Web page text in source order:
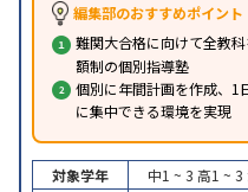
編集部のおすすめポイント
難関大合格に向けて全教
額制の個別指導塾
個別に年間計画を作成、1
に集中できる環境を実現
対象学年 中1 ~ 3 高1 ~ 3